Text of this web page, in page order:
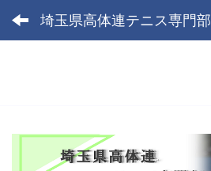
埼玉県高体連テニス専門部